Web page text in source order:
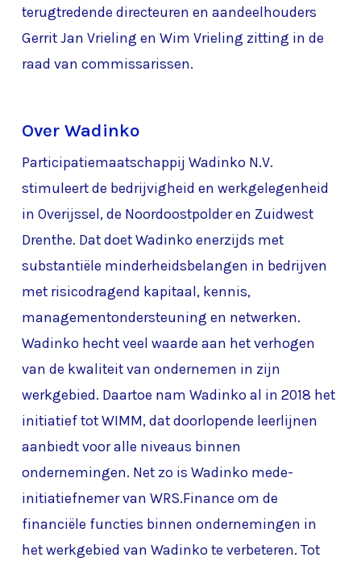
terugtredende directeuren en aandeelhouders
Gerrit Jan Vrieling en Wim Vrieling zitting in de
raad van commissarissen.
Over Wadinko
Participatiemaatschappij Wadinko N.V.
stimuleert de bedrijvigheid en werkgelegenheid
in Overijssel, de Noordoostpolder en Zuidwest
Drenthe. Dat doet Wadinko enerzijds met
substantiële minderheidsbelangen in bedrijven
met risicodragend kapitaal, kennis,
managementondersteuning en netwerken.
Wadinko hecht veel waarde aan het verhogen
van de kwaliteit van ondernemen in zijn
werkgebied. Daartoe nam Wadinko al in 2018 het
initiatief tot WIMM, dat doorlopende leerlijnen
aanbiedt voor alle niveaus binnen
ondernemingen. Net zo is Wadinko mede-
initiatiefnemer van WRS.Finance om de
financiële functies binnen ondernemingen in
het werkgebied van Wadinko te verbeteren. Tot